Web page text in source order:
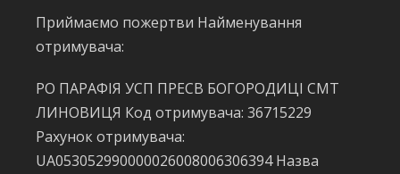
Приймаємо пожертви Найменування
отримувача:
РО ПАРАФІЯ УСП ПРЕСВ БОГОРОДИЦІ СМТ
ЛИНОВИЦЯ Код отримувача: 36715229
Рахунок отримувача:
UA053052990000026008006306394 Назва